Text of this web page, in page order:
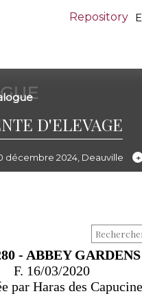
Repository
D'ELEVAGE
décembre 2024, Deauville
- ABBEY GARDENS
F. 16/03/2020
par Haras des